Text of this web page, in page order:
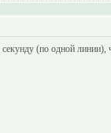
(по одной линии),